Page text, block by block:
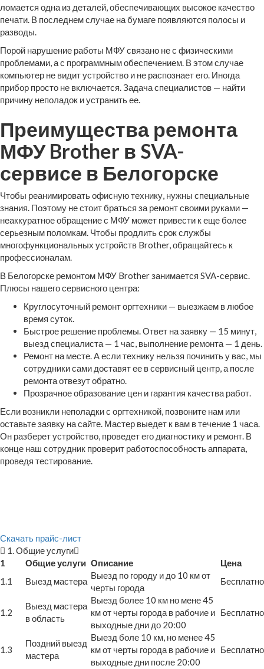
ломается одна из деталей, обеспечивающих высокое качество
печати. В последнем случае на бумаге появляются полосы и
разводы.
Порой нарушение работы МФУ связано не с физическими
проблемами, а с программным обеспечением. В этом случае
компьютер не видит устройство и не распознает его. Иногда
прибор просто не включается. Задача специалистов — найти
причину неполадок и устранить ее.
Преимущества ремонта
МФУ Brother в SVA-
сервисе в Белогорске
Чтобы реанимировать офисную технику, нужны специальные
знания. Поэтому не стоит браться за ремонт своими руками —
неаккуратное обращение с МФУ может привести к еще более
серьезным поломкам. Чтобы продлить срок службы
многофункциональных устройств Brother, обращайтесь к
профессионалам.
В Белогорске ремонтом МФУ Brother занимается SVA-сервис.
Плюсы нашего сервисного центра:
Круглосуточный ремонт оргтехники — выезжаем в любое
время суток.
Быстрое решение проблемы. Ответ на заявку — 15 минут,
выезд специалиста — 1 час, выполнение ремонта — 1 день.
Ремонт на месте. А если технику нельзя починить у вас, мы
сотрудники сами доставят ее в сервисный центр, а после
ремонта отвезут обратно.
Прозрачное образование цен и гарантия качества работ.
Если возникли неполадки с оргтехникой, позвоните нам или
оставьте заявку на сайте. Мастер выедет к вам в течение 1 часа.
Он разберет устройство, проведет его диагностику и ремонт. В
конце наш сотрудник проверит работоспособность аппарата,
проведя тестирование.
Скачать прайс-лист
1. Общие услуги
1
Общие услуги Описание
Цена
1.1
Выезд мастера
Выезд по городу и до 10 км от
черты города
Бесплатно
1.2
Выезд мастера
в область
Выезд более 10 км но мене 45
км от черты города в рабочие и
выходные дни до 20:00
Бесплатно
1.3
Поздний выезд
мастера
Выезд боле 10 км, но менее 45
км от черты города в рабочие и
выходные дни после 20:00
Бесплатно